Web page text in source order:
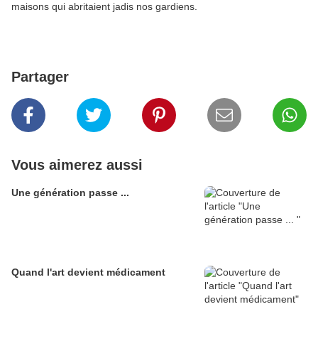
maisons qui abritaient jadis nos gardiens.
Partager
Vous aimerez aussi
Une génération passe ...
Quand l'art devient médicament